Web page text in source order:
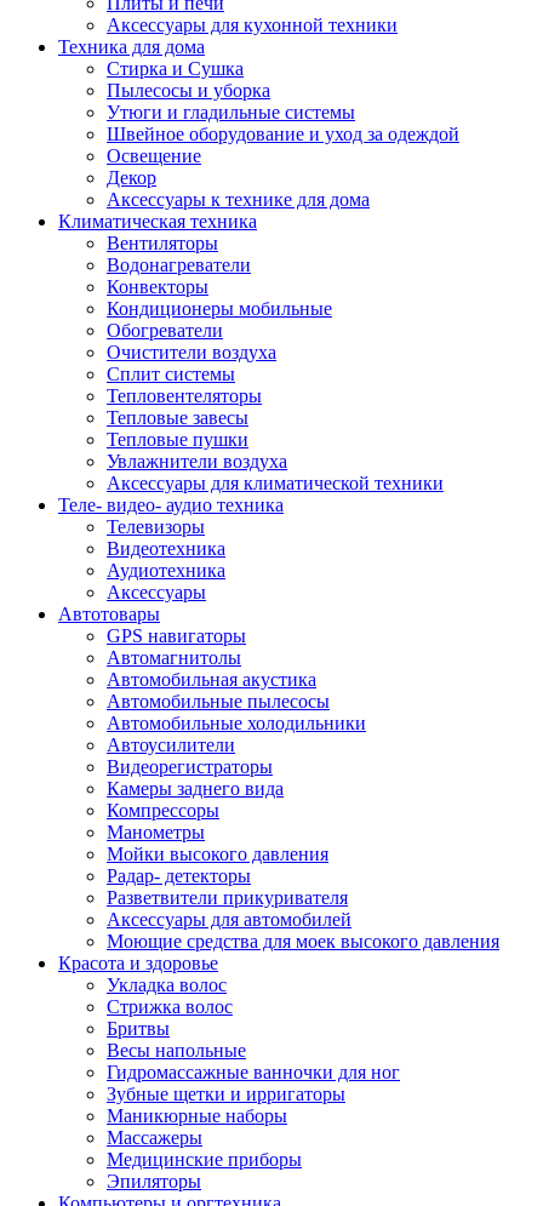
Аксессуары для кухонной техники
Техника для дома
Стирка и Сушка
Пылесосы и уборка
Утюги и гладильные системы
Швейное оборудование и уход за одеждой
Освещение
Декор
Аксессуары к технике для дома
Климатическая техника
Вентиляторы
Водонагреватели
Конвекторы
Кондиционеры мобильные
Обогреватели
Очистители воздуха
Сплит системы
Тепловентеляторы
Тепловые завесы
Тепловые пушки
Увлажнители воздуха
Аксессуары для климатической техники
Теле- видео- аудио техника
Телевизоры
Видеотехника
Аудиотехника
Аксессуары
Автотовары
GPS навигаторы
Автомагнитолы
Автомобильная акустика
Автомобильные пылесосы
Автомобильные холодильники
Автоусилители
Видеорегистраторы
Камеры заднего вида
Компрессоры
Манометры
Мойки высокого давления
Радар- детекторы
Разветвители прикуривателя
Аксессуары для автомобилей
Моющие средства для моек высокого давления
Красота и здоровье
Укладка волос
Стрижка волос
Бритвы
Весы напольные
Гидромассажные ванночки для ног
Зубные щетки и ирригаторы
Маникюрные наборы
Массажеры
Медицинские приборы
Эпиляторы